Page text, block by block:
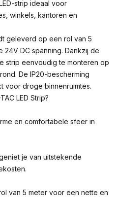
strip ideaal voor
winkels, kantoren en
geleverd op een rol van 5
DC spanning. Dankzij de
strip eenvoudig te monteren op
De IP20-bescherming
voor droge binnenruimtes.
LED Strip?
en comfortabele sfeer in
je van uitstekende
van 5 meter voor een nette en